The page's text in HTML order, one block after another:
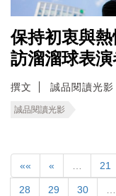
保持初衷與
訪溜溜球表
撰文 誠品閱讀光影
誠品閱讀光影
«« « 21
28 29 30